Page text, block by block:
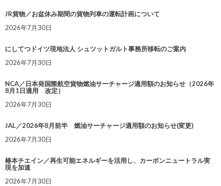
JR貨物／お盆休み期間の貨物列車の運転計画について
2026年7月30日
にしてつドイツ現地法人 シュツットガルト事務所移転のご案内
2026年7月30日
NCA／日本発国際航空貨物燃油サーチャージ適用額のお知らせ（2026年
8月1日適用 改定）
2026年7月30日
JAL／2026年8月前半 燃油サーチャージ適用額のお知らせ(変更)
2026年7月30日
椿本チエイン／再生可能エネルギーを活用し、カーボンニュートラル実
現を加速
2026年7月30日